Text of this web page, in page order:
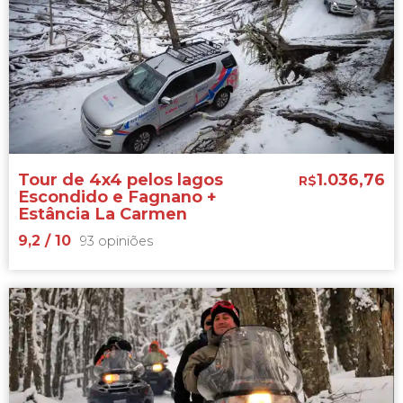
9,3


15 opiniões
Trem do Fim do Mundo
vale do rio Pipo
presos da prisão de Ushuaia
Tour de 4x4 pelos lagos
Escondido e Fagnano +
Estância La Carmen
9,2 / 10 93 opiniões
R$1.036,76
9,2


93 opiniões
tour de 4x4 pela Terra do Fogo